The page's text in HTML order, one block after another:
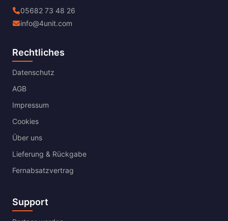
05682 73 48 26
info@4unit.com
Rechtliches
Datenschutz
AGB
Impressum
Cookies
Über uns
Lieferung & Rückgabe
Fernabsatzvertrag
Support